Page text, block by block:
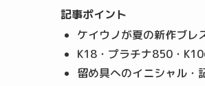
記事ポイント
ケイウノが夏の新作ブ
K18・プラチナ850・
留め具へのイニシャル・